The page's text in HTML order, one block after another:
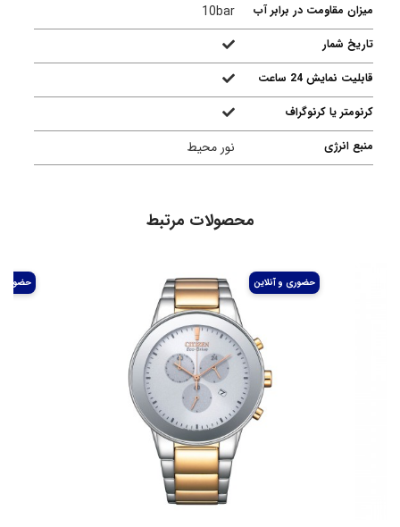
میزان مقاومت در برابر آب
10bar
تاریخ شمار
قابلیت نمایش 24 ساعت
کرنومتر یا کرنوگراف
منبع انرژی
نور محیط
محصولات مرتبط